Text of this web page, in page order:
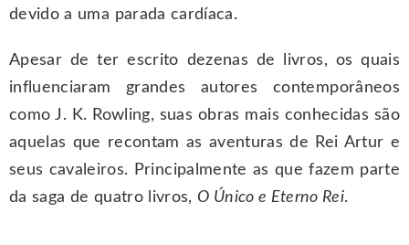
devido a uma parada cardíaca.
Apesar de ter escrito dezenas de livros, os quais
influenciaram grandes autores contemporâneos
como J. K. Rowling, suas obras mais conhecidas são
aquelas que recontam as aventuras de Rei Artur e
seus cavaleiros. Principalmente as que fazem parte
da saga de quatro livros, O Único e Eterno Rei.